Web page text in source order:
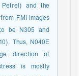
and the
FMI images
be N305 and
Thus, N040E
direction of
is mostly